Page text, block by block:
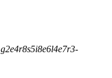
g2e4r8s5i8e6l4e7r3-